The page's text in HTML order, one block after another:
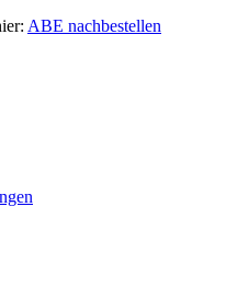
ABE nachbestellen